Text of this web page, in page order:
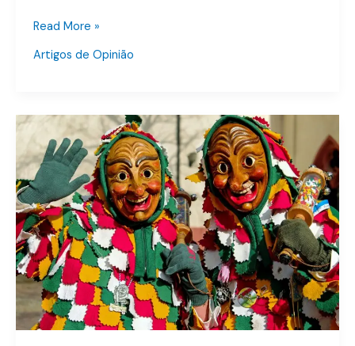
Read More »
Artigos de Opinião
Principais
Crimes
que
Acontecem
no
Carnaval.